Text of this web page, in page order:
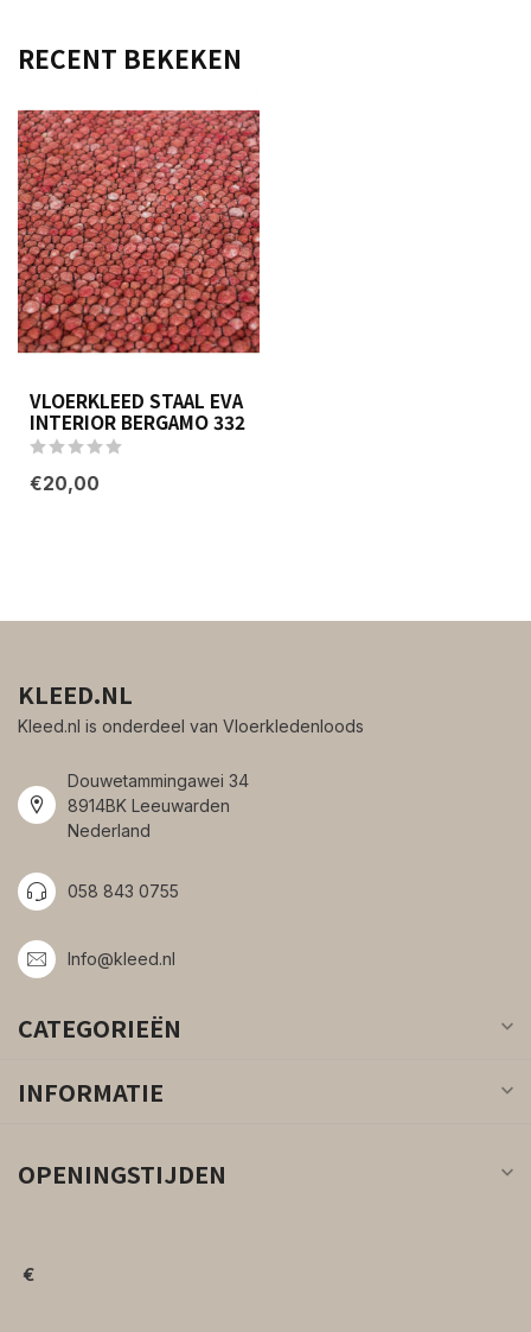
RECENT BEKEKEN
VLOERKLEED STAAL EVA
INTERIOR BERGAMO 332
€20,00
KLEED.NL
Kleed.nl is onderdeel van Vloerkledenloods
Douwetammingawei 34
8914BK Leeuwarden
Nederland
058 843 0755
Info@kleed.nl
CATEGORIEËN
INFORMATIE
OPENINGSTIJDEN
€